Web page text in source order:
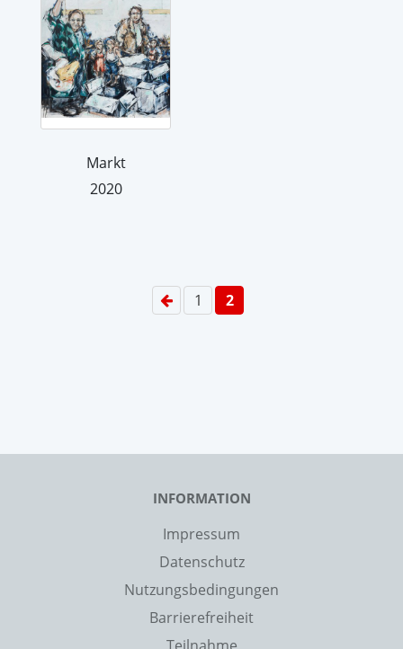
Markt
2020
1 2
INFORMATION
Impressum
Datenschutz
Nutzungsbedingungen
Barrierefreiheit